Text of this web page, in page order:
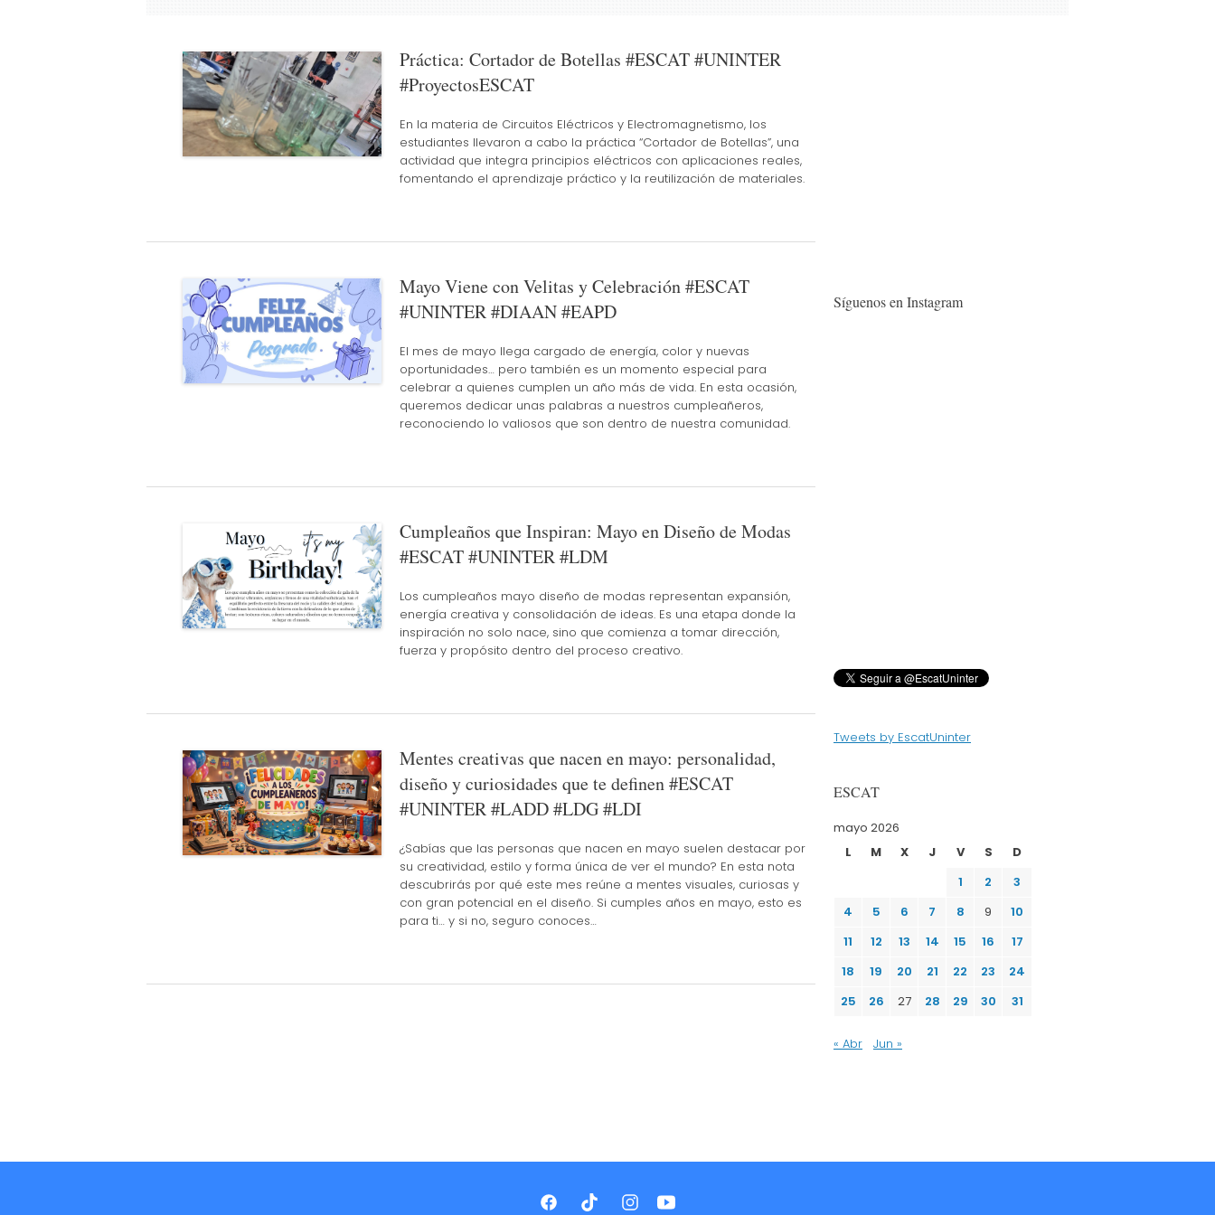
Práctica: Cortador de Botellas #ESCAT #UNINTER
#ProyectosESCAT
En la materia de Circuitos Eléctricos y Electromagnetismo, los
estudiantes llevaron a cabo la práctica “Cortador de Botellas”, una
actividad que integra principios eléctricos con aplicaciones reales,
fomentando el aprendizaje práctico y la reutilización de materiales.
Mayo Viene con Velitas y Celebración #ESCAT
#UNINTER #DIAAN #EAPD
El mes de mayo llega cargado de energía, color y nuevas
oportunidades… pero también es un momento especial para
celebrar a quienes cumplen un año más de vida. En esta ocasión,
queremos dedicar unas palabras a nuestros cumpleañeros,
reconociendo lo valiosos que son dentro de nuestra comunidad.
Cumpleaños que Inspiran: Mayo en Diseño de Modas
#ESCAT #UNINTER #LDM
Los cumpleaños mayo diseño de modas representan expansión,
energía creativa y consolidación de ideas. Es una etapa donde la
inspiración no solo nace, sino que comienza a tomar dirección,
fuerza y propósito dentro del proceso creativo.
Mentes creativas que nacen en mayo: personalidad,
diseño y curiosidades que te definen #ESCAT
#UNINTER #LADD #LDG #LDI
¿Sabías que las personas que nacen en mayo suelen destacar por
su creatividad, estilo y forma única de ver el mundo? En esta nota
descubrirás por qué este mes reúne a mentes visuales, curiosas y
con gran potencial en el diseño. Si cumples años en mayo, esto es
para ti… y si no, seguro conoces…
Síguenos en Instagram
Tweets by EscatUninter
ESCAT
mayo 2026
L
M X J V S
D
1
2
3
4
5 6 7 8 9
10
11
12 13 14 15 16
17
18
19 20 21 22 23
24
25
26 27 28 29 30 31
« Abr Jun »